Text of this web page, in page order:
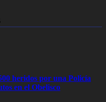
heridos por una Policía
en el Obelisco